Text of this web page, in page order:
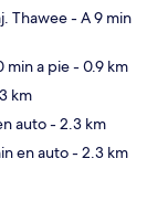
Thawee- A 9 min
min a pie- 0.9 km
km
auto- 2.3 km
en auto- 2.3 km